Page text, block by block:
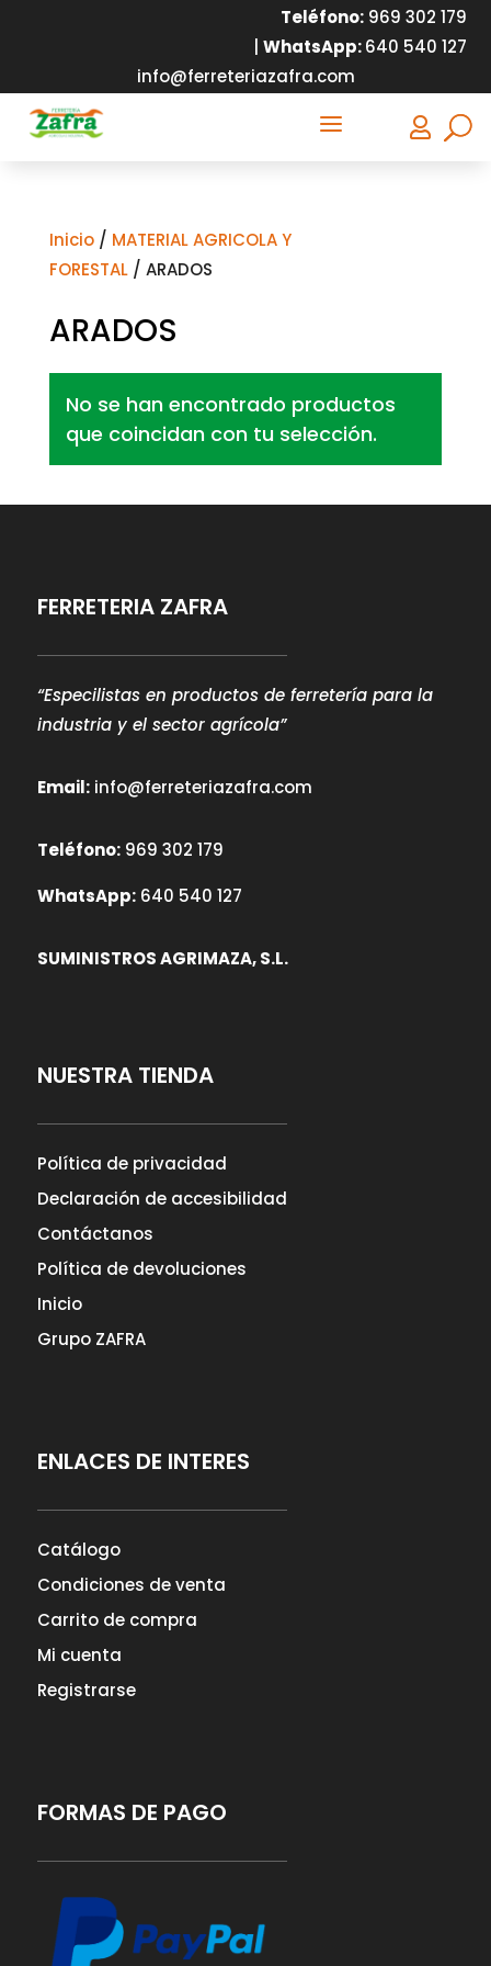
Teléfono:969 302 179
WhatsApp:640 540 127
info@ferreteriazafra.com
a 
Inicio/ MATERIAL AGRICOLA Y
FORESTAL/ ARADOS
ARADOS
No se han encontrado productos
que coincidan con tu selección.
FERRETERIA ZAFRA
“Especilistas en productos de ferretería para la
industria y el sector agrícola”
Email:info@ferreteriazafra.com
Teléfono:969 302 179
WhatsApp:640 540 127
SUMINISTROS AGRIMAZA, S.L.
NUESTRA TIENDA
Política de privacidad
Declaración de accesibilidad
Contáctanos
Política de devoluciones
Inicio
Grupo ZAFRA
ENLACES DE INTERES
Catálogo
Condiciones de venta
Carrito de compra
Mi cuenta
Registrarse
FORMAS DE PAGO